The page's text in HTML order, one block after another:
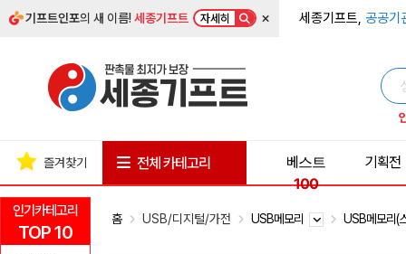
기프트인포의 새 이름!세종기프트 자세히 × 세종기프트, 공공기
인기카테고리
TOP 10
즐겨찾기 전체 카테고리
베스트
100
기획전
홈 USB/디지털/가전 USB메모리 USB메모리(